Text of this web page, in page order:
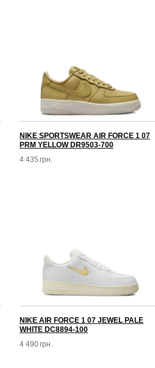
NIKE SPORTSWEAR AIR FORCE 1 07
PRM YELLOW DR9503-700
4 435 грн.
NIKE AIR FORCE 1 07 JEWEL PALE
WHITE DC8894-100
4 490грн.